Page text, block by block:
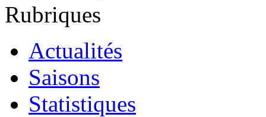
Rubriques
Actualités
Saisons
Statistiques